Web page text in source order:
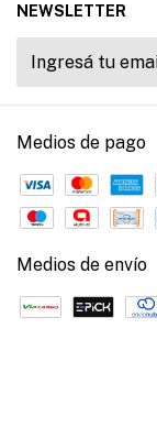
NEWSLETTER
Medios de pago
Medios de envío